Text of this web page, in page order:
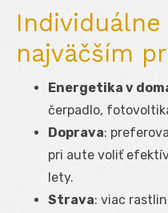
Individuálne
najväčším
Energetika v
čerpadlo,
Doprava:
pri aute voliť
lety.
Strava: viac